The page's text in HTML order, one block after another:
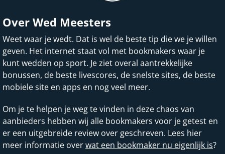
Over Wed Meesters
Weet waar je wedt. Dat is wel de beste tip die we je willen
geven. Het internet staat vol met bookmakers waar je
kunt wedden op sport. Je ziet overal aantrekkelijke
bonussen, de beste livescores, de snelste sites, de beste
mobiele site en apps en nog veel meer.
Om je te helpen je weg te vinden in deze chaos van
aanbieders hebben wij alle bookmakers voor je getest en
er een uitgebreide review over geschreven. Lees hier
meer informatie overwat een bookmaker nu eigenlijk is?